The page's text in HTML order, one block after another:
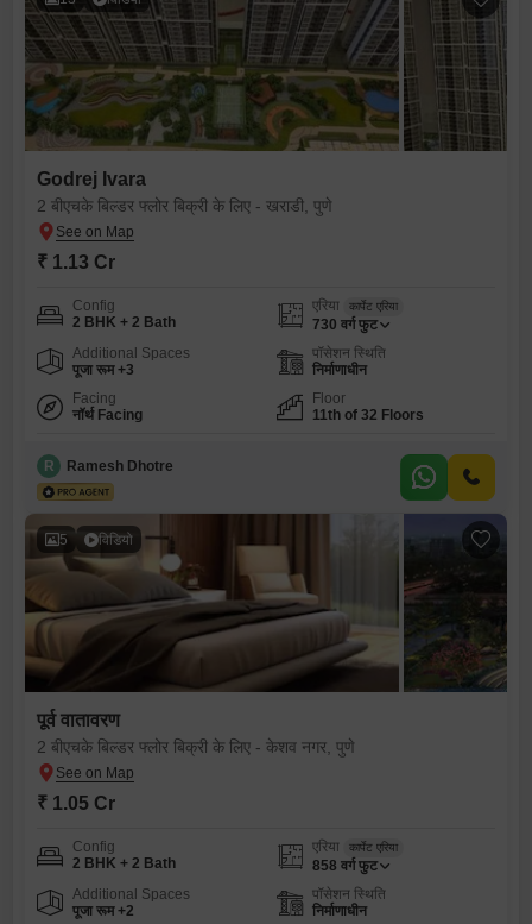
Godrej Ivara
2 बीएचके बिल्डर फ्लोर बिक्री के लिए - खराडी, पुणे
₹ 1.13 Cr
Config
2 BHK + 2 Bath
एरिया कार्पेट एरिया
730 वर्ग फुट
Additional Spaces
पूजा रूम +3
पॉसेशन स्थिति
निर्माणाधीन
Facing
नॉर्थ Facing
Floor
11th of 32 Floors
R Ramesh Dhotre
5 विडियो
पूर्व वातावरण
2 बीएचके बिल्डर फ्लोर बिक्री के लिए - केशव नगर, पुणे
₹ 1.05 Cr
Config
2 BHK + 2 Bath
एरिया कार्पेट एरिया
858 वर्ग फुट
Additional Spaces
पूजा रूम +2
पॉसेशन स्थिति
निर्माणाधीन